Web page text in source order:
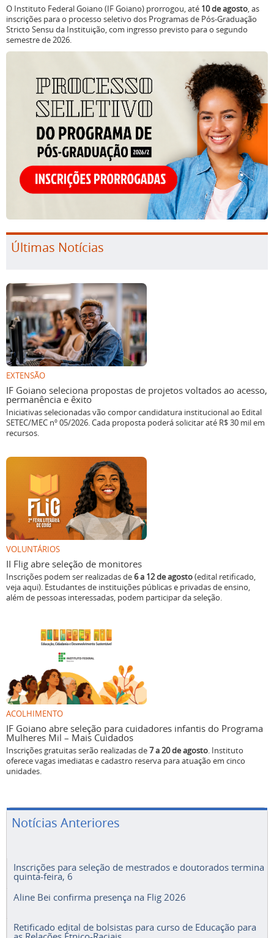
O Instituto Federal Goiano (IF Goiano) prorrogou, até 10 de agosto, as
inscrições para o processo seletivo dos Programas de Pós-Graduação
Stricto Sensu da Instituição, com ingresso previsto para o segundo
semestre de 2026.
Últimas Notícias
EXTENSÃO
IF Goiano seleciona propostas de projetos voltados ao acesso,
permanência e êxito
Iniciativas selecionadas vão compor candidatura institucional ao Edital
SETEC/MEC nº 05/2026. Cada proposta poderá solicitar até R$ 30 mil em
recursos.
VOLUNTÁRIOS
II Flig abre seleção de monitores
Inscrições podem ser realizadas de6 a 12 de agosto(edital retificado,
veja aqui). Estudantes de instituições públicas e privadas de ensino,
além de pessoas interessadas, podem participar da seleção.
ACOLHIMENTO
IF Goiano abre seleção para cuidadores infantis do Programa
Mulheres Mil – Mais Cuidados
Inscrições gratuitas serão realizadas de7 a 20 de agosto. Instituto
oferece vagas imediatas e cadastro reserva para atuação em cinco
unidades.
Notícias Anteriores
Inscrições para seleção de mestrados e doutorados termina
quinta-feira, 6
Aline Bei confirma presença na Flig 2026
Retificado edital de bolsistas para curso de Educação para